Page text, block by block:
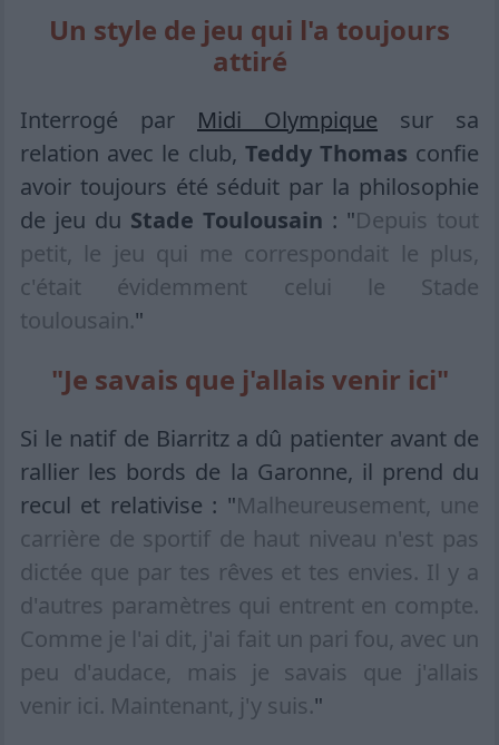
Un style de jeu qui l'a toujours
attiré
Interrogé par Midi Olympique sur sa
relation avec le club, Teddy Thomas confie
avoir toujours été séduit par la philosophie
de jeu du Stade Toulousain : "Depuis tout
petit, le jeu qui me correspondait le plus,
c'était évidemment celui le Stade
toulousain."
"Je savais que j'allais venir ici"
Si le natif de Biarritz a dû patienter avant de
rallier les bords de la Garonne, il prend du
recul et relativise : "Malheureusement, une
carrière de sportif de haut niveau n'est pas
dictée que par tes rêves et tes envies. Il y a
d'autres paramètres qui entrent en compte.
Comme je l'ai dit, j'ai fait un pari fou, avec un
peu d'audace, mais je savais que j'allais
venir ici. Maintenant, j'y suis."